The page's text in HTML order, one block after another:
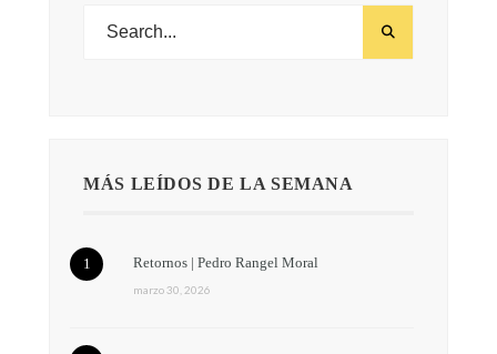
MÁS LEÍDOS DE LA SEMANA
Retornos | Pedro Rangel Moral
marzo 30, 2026